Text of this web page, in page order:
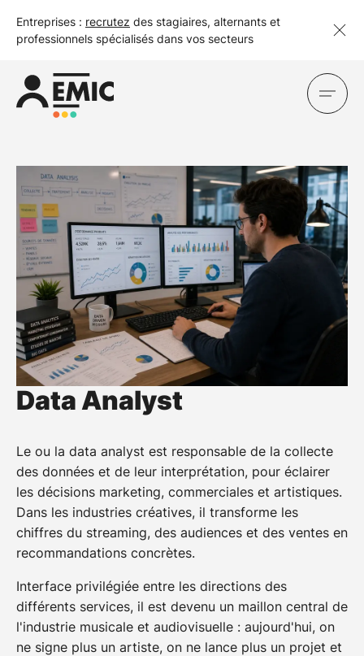
Entreprises : recrutez des stagiaires, alternants et
professionnels spécialisés dans vos secteurs
Data Analyst
Le ou la data analyst est responsable de la collecte
des données et de leur interprétation, pour éclairer
les décisions marketing, commerciales et artistiques.
Dans les industries créatives, il transforme les
chiffres du streaming, des audiences et des ventes en
recommandations concrètes.
Interface privilégiée entre les directions des
différents services, il est devenu un maillon central de
l'industrie musicale et audiovisuelle : aujourd'hui, on
ne signe plus un artiste, on ne lance plus un projet et